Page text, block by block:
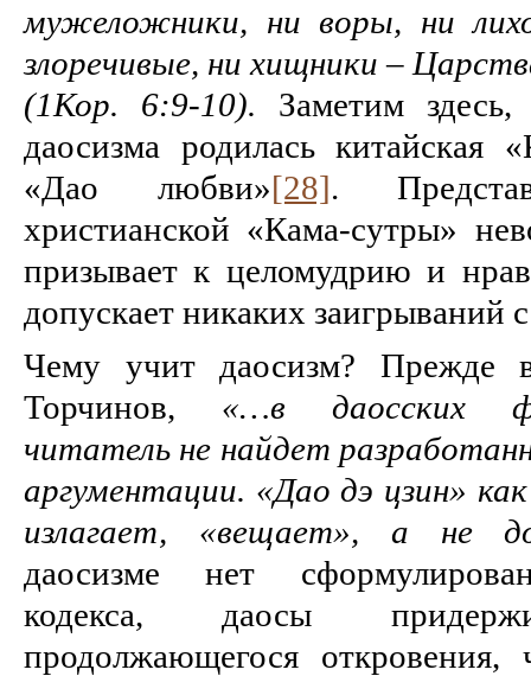
мужеложники, ни воры, ни
злоречивые, ни хищники –
(1Кор. 6:9-10). Заметим
даосизма родилась китайская
«Дао любви»[28].
христианской «Кама-сутры»
призывает к целомудрию и
допускает никаких заигрываний
Чему учит даосизм? Прежде
Торчинов, «…в даосских
читатель не найдет
аргументации. «Дао дэ цзин»
излагает, «вещает», а не
даосизме нет
кодекса, даосы
продолжающегося